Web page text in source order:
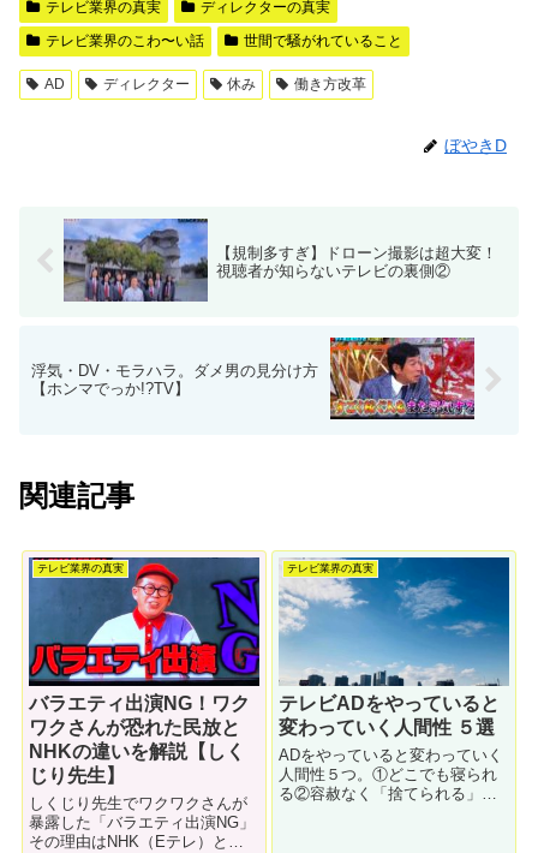
テレビ業界の真実
ディレクターの真実
テレビ業界のこわ〜い話
世間で騒がれていること
AD ディレクター 休み 働き方改革
ぼやきD
【規制多すぎ】ドローン撮影は超大変！
視聴者が知らないテレビの裏側②
浮気・DV・モラハラ。ダメ男の見分け方
【ホンマでっか!?TV】
関連記事
テレビ業界の真実
バラエティ出演NG！ワク
ワクさんが恐れた民放と
NHKの違いを解説【しく
じり先生】
しくじり先生でワクワクさんが
暴露した「バラエティ出演NG」
その理由はNHK（Eテレ）と民
テレビ業界の真実
テレビADをやっていると
変わっていく人間性 ５選
ADをやっていると変わっていく
人間性５つ。①どこでも寝られ
る②容赦なく「捨てられる」③